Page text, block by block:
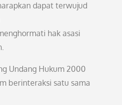
dapat terwujud
hak asasi
Undang Hukum 2000
berinteraksi satu sama